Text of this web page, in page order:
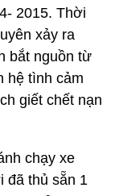
2015. Thời
xảy ra
bắt nguồn từ
hệ tình cảm
giết chết nạn
chạy xe
đã thủ sẵn 1